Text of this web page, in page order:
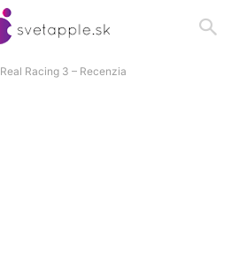
Real Racing 3 – Recenzia